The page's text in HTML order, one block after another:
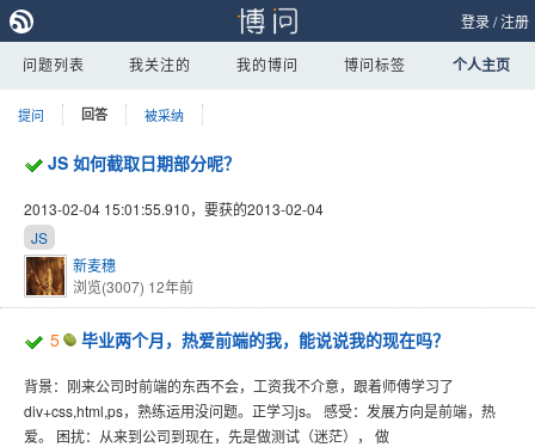
登录/注册
问题列表 我关注的 我的博问 博问标签 个人主页
提问 回答 被采纳
JS 如何截取日期部分呢？
2013-02-04 15:01:55.910，要获的2013-02-04
JS
新麦穗
浏览(3007) 12年前
5 毕业两个月，热爱前端的我，能说说我的现在吗？
背景：刚来公司时前端的东西不会，工资我不介意，跟着师傅学习了
div+css,html,ps，熟练运用没问题。正学习js。 感受：发展方向是前端，热
爱。 困扰：从来到公司到现在，先是做测试（迷茫）， 做